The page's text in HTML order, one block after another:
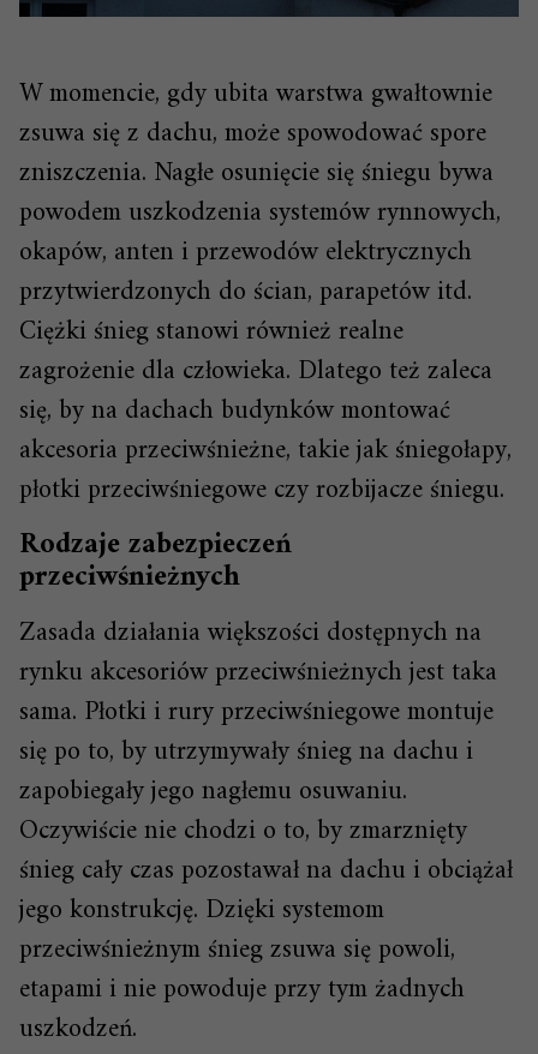
W momencie, gdy ubita warstwa gwałtownie
zsuwa się z dachu, może spowodować spore
zniszczenia. Nagłe osunięcie się śniegu bywa
powodem uszkodzenia systemów rynnowych,
okapów, anten i przewodów elektrycznych
przytwierdzonych do ścian, parapetów itd.
Ciężki śnieg stanowi również realne
zagrożenie dla człowieka. Dlatego też zaleca
się, by na dachach budynków montować
akcesoria przeciwśnieżne, takie jak śniegołapy,
płotki przeciwśniegowe czy rozbijacze śniegu.
Rodzaje zabezpieczeń
przeciwśnieżnych
Zasada działania większości dostępnych na
rynku akcesoriów przeciwśnieżnych jest taka
sama. Płotki i rury przeciwśniegowe montuje
się po to, by utrzymywały śnieg na dachu i
zapobiegały jego nagłemu osuwaniu.
Oczywiście nie chodzi o to, by zmarznięty
śnieg cały czas pozostawał na dachu i obciążał
jego konstrukcję. Dzięki systemom
przeciwśnieżnym śnieg zsuwa się powoli,
etapami i nie powoduje przy tym żadnych
uszkodzeń.